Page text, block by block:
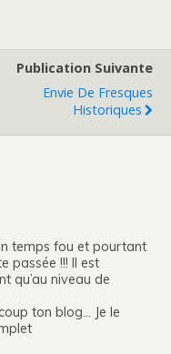
Publication Suivante
Envie De Fresques
Historiques
temps fou et pourtant
passée !!! Il est
qu’au niveau de
ton blog… Je le